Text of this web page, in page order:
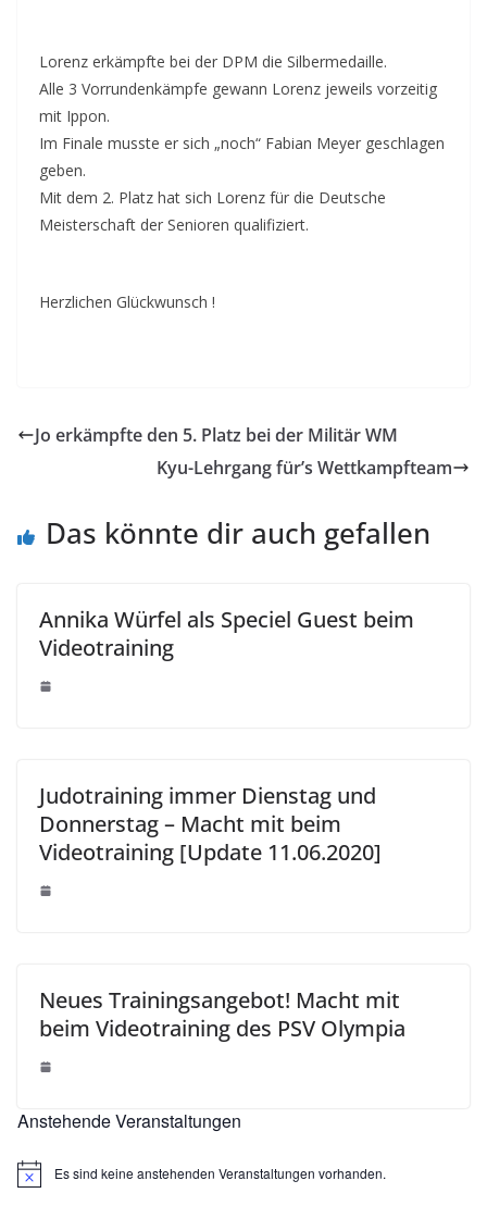
Lorenz erkämpfte bei der DPM die Silbermedaille.
Alle 3 Vorrundenkämpfe gewann Lorenz jeweils vorzeitig
mit Ippon.
Im Finale musste er sich „noch“ Fabian Meyer geschlagen
geben.
Mit dem 2. Platz hat sich Lorenz für die Deutsche
Meisterschaft der Senioren qualifiziert.
Herzlichen Glückwunsch !
Jo erkämpfte den 5. Platz bei der Militär WM
Kyu-Lehrgang für’s Wettkampfteam
Das könnte dir auch gefallen
Annika Würfel als Speciel Guest beim
Videotraining
Judotraining immer Dienstag und
Donnerstag – Macht mit beim
Videotraining [Update 11.06.2020]
Neues Trainingsangebot! Macht mit
beim Videotraining des PSV Olympia
Anstehende Veranstaltungen
H
Es sind keine anstehenden Veranstaltungen vorhanden.